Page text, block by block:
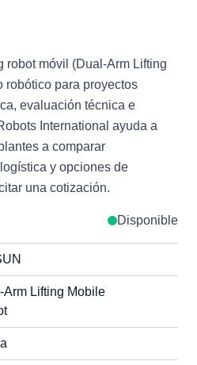
robot móvil (Dual-Arm Lifting
robótico para proyectos
evaluación técnica e
International ayuda a
a comparar
y opciones de
una cotización.
Disponible
Arm Lifting Mobile